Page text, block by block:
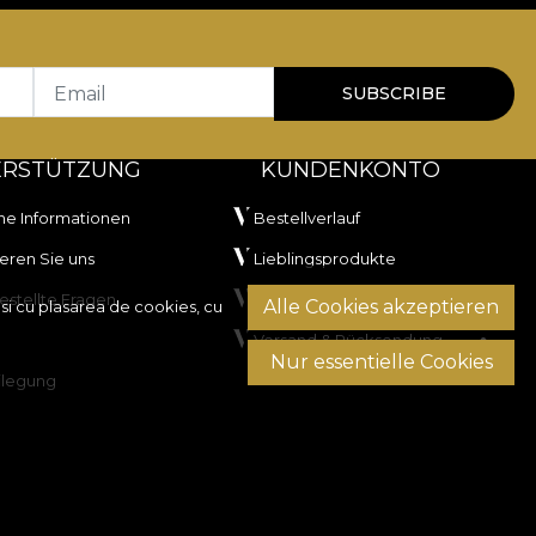
la lumină artificială și a trecut testul de
în tambur, fără curățare chimică.
si cu plasarea de cookies, cu
Alle Cookies akzeptieren
Nur essentielle Cookies
Email SUBSCRIBE
Informationen
Sie uns
Fragen
KUNDENKONTO
Bestellverlauf
Lieblingsprodukte
Zahlungsmethoden
Versand & Rücksendung